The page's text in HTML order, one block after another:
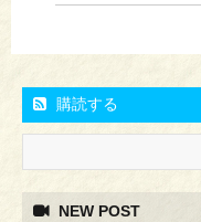
購読する
NEW POST